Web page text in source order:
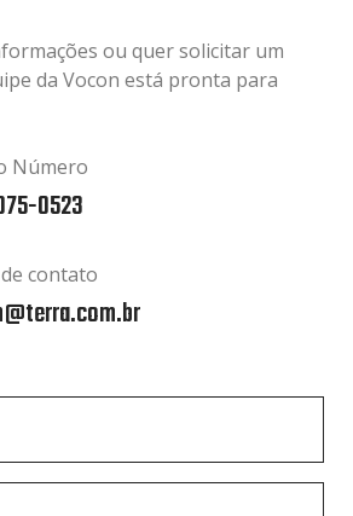
ou quer solicitar um
da Vocon está pronta para
Número
0523
contato